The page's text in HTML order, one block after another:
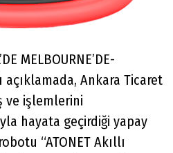
MELBOURNE’DE-
açıklamada, Ankara Ticaret
ve işlemlerini
hayata geçirdiği yapay
“ATONET Akıllı